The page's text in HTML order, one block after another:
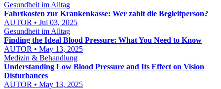
Gesundheit im Alltag
Fahrtkosten zur Krankenkasse: Wer zahlt die Begleitperson?
AUTOR • Jul 03, 2025
Gesundheit im Alltag
Finding the Ideal Blood Pressure: What You Need to Know
AUTOR • May 13, 2025
Medizin & Behandlung
Understanding Low Blood Pressure and Its Effect on Vision
Disturbances
AUTOR • May 13, 2025